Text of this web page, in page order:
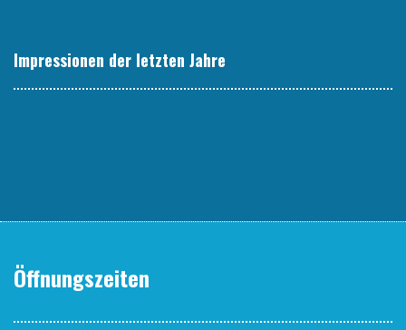
Impres­sio­nen der letz­ten Jahre
Öffnungszeiten